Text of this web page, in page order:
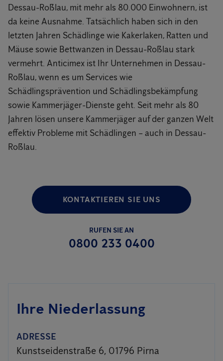
Dessau-Roßlau, mit mehr als 80.000 Einwohnern, ist
da keine Ausnahme. Tatsächlich haben sich in den
letzten Jahren Schädlinge wie Kakerlaken, Ratten und
Mäuse sowie Bettwanzen in Dessau-Roßlau stark
vermehrt. Anticimex ist Ihr Unternehmen in Dessau-
Roßlau, wenn es um Services wie
Schädlingsprävention und Schädlingsbekämpfung
sowie Kammerjäger-Dienste geht. Seit mehr als 80
Jahren lösen unsere Kammerjäger auf der ganzen Welt
effektiv Probleme mit Schädlingen – auch in Dessau-
Roßlau.
KONTAKTIEREN SIE UNS
RUFEN SIE AN
0800 233 0400
Ihre Niederlassung
ADRESSE
Kunstseidenstraße 6, 01796 Pirna